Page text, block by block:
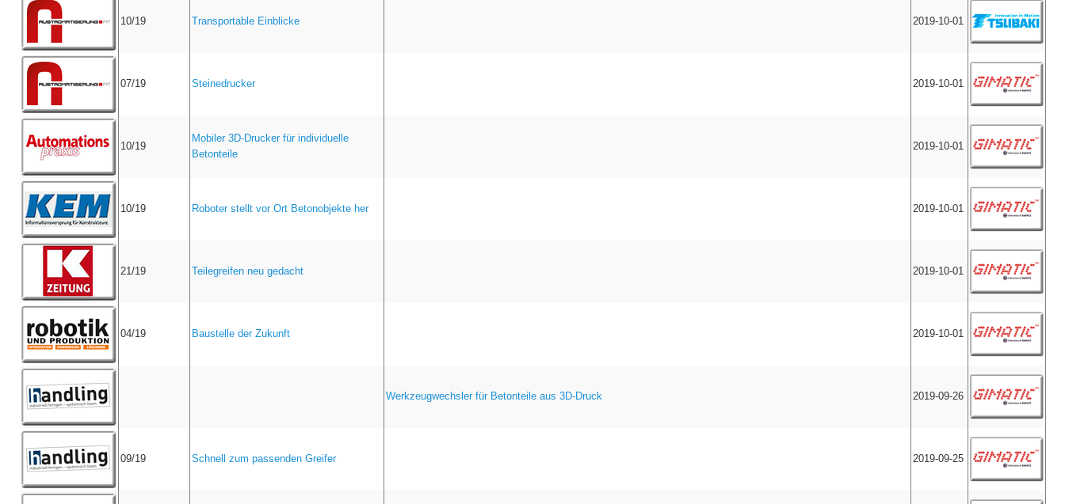
10/19 Transportable Einblicke 2019-10-01
07/19 Steinedrucker 2019-10-01
10/19
Mobiler 3D-Drucker für individuelle
Betonteile
2019-10-01
10/19 Roboter stellt vor Ort Betonobjekte her 2019-10-01
21/19 Teilegreifen neu gedacht 2019-10-01
04/19 Baustelle der Zukunft 2019-10-01
Werkzeugwechsler für Betonteile aus 3D-Druck 2019-09-26
09/19 Schnell zum passenden Greifer 2019-09-25